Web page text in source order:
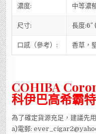
濃度: 中等濃
尺寸: 長度
口感（參考）: 香草，
COHIBA
科伊巴高希霸
為了確定貨源充足，建議先
a)電郵: